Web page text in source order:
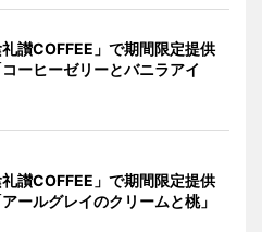
讃COFFEE」で期間限定提供
ーヒーゼリーとバニラアイ
讃COFFEE」で期間限定提供
ールグレイのクリームと桃」